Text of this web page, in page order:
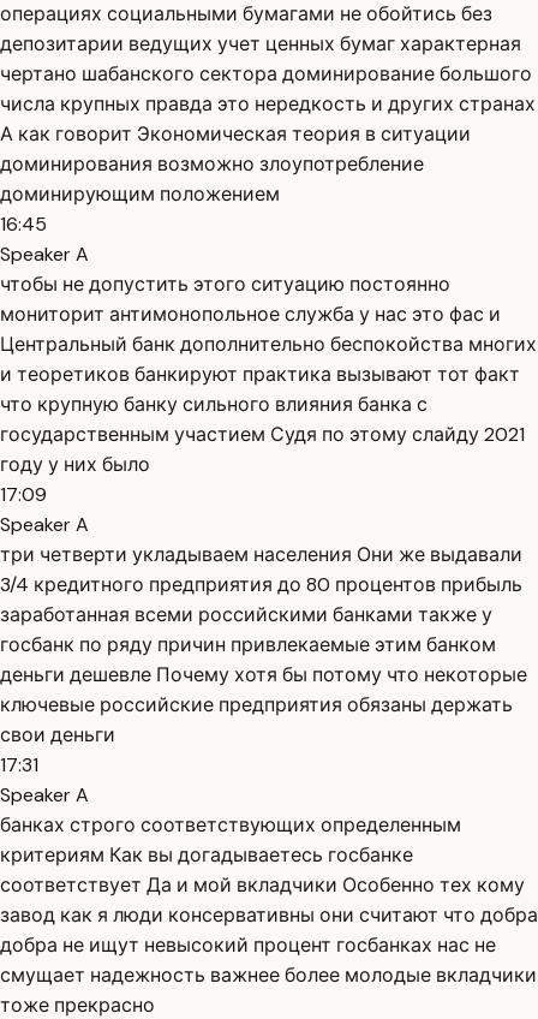
операциях социальными бумагами не обойтись без
депозитарии ведущих учет ценных бумаг характерная
чертано шабанского сектора доминирование большого
числа крупных правда это нередкость и других странах
А как говорит Экономическая теория в ситуации
доминирования возможно злоупотребление
доминирующим положением
16:45
Speaker A
чтобы не допустить этого ситуацию постоянно
мониторит антимонопольное служба у нас это фас и
Центральный банк дополнительно беспокойства многих
и теоретиков банкируют практика вызывают тот факт
что крупную банку сильного влияния банка с
государственным участием Судя по этому слайду 2021
году у них было
17:09
Speaker A
три четверти укладываем населения Они же выдавали
3/4 кредитного предприятия до 80 процентов прибыль
заработанная всеми российскими банками также у
госбанк по ряду причин привлекаемые этим банком
деньги дешевле Почему хотя бы потому что некоторые
ключевые российские предприятия обязаны держать
свои деньги
17:31
Speaker A
банках строго соответствующих определенным
критериям Как вы догадываетесь госбанке
соответствует Да и мой вкладчики Особенно тех кому
завод как я люди консервативны они считают что добра
добра не ищут невысокий процент госбанках нас не
смущает надежность важнее более молодые вкладчики
тоже прекрасно